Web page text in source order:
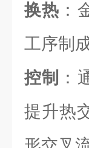
换热 ：
工序制
控制
：
提升热